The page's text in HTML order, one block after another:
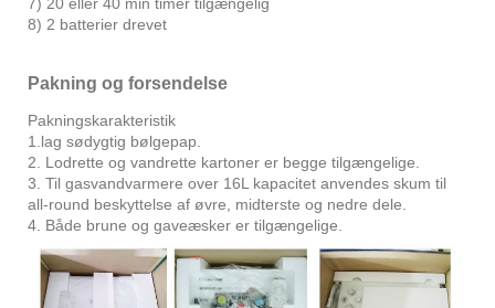
7) 20 eller 40 min timer tilgængelig
8) 2 batterier drevet
Pakning og forsendelse
Pakningskarakteristik
1.lag sødygtig bølgepap.
2. Lodrette og vandrette kartoner er begge tilgængelige.
3. Til gasvandvarmere over 16L kapacitet anvendes skum til
all-round beskyttelse af øvre, midterste og nedre dele.
4. Både brune og gaveæsker er tilgængelige.